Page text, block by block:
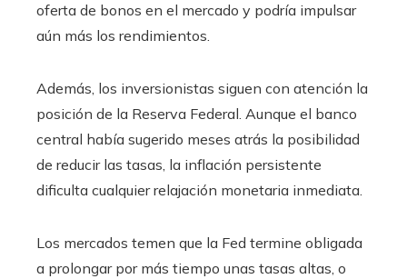
oferta de bonos en el mercado y podría impulsar
aún más los rendimientos.
Además, los inversionistas siguen con atención la
posición de la Reserva Federal. Aunque el banco
central había sugerido meses atrás la posibilidad
de reducir las tasas, la inflación persistente
dificulta cualquier relajación monetaria inmediata.
Los mercados temen que la Fed termine obligada
a prolongar por más tiempo unas tasas altas, o